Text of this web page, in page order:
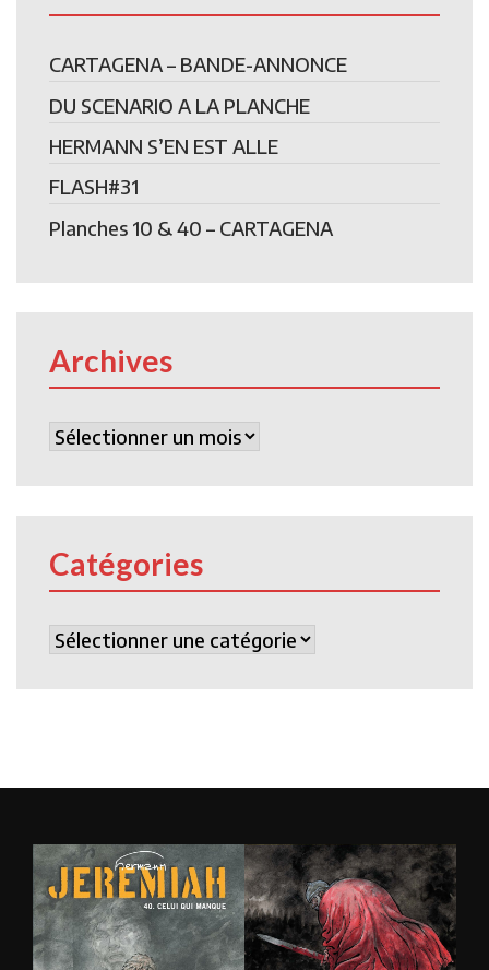
CARTAGENA – BANDE-ANNONCE
DU SCENARIO A LA PLANCHE
HERMANN S’EN EST ALLE
FLASH#31
Planches 10 & 40 – CARTAGENA
Archives
Archives
Catégories
Catégories